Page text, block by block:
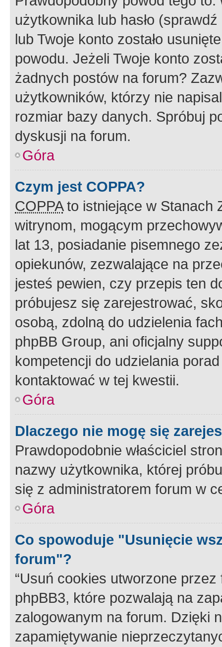
użytkownika lub hasło
lub Twoje konto zostało
powodu. Jeżeli Twoje konto
żadnych postów na forum?
użytkowników, którzy nie
rozmiar bazy danych. Spróbuj
dyskusji na forum.
Góra
Czym jest COPPA?
COPPAto istniejące w Stanach
witrynom, mogącym
lat 13, posiadanie pisemnego
opiekunów, zezwalające na
jesteś pewien, czy przepis ten
próbujesz się zarejestrować,
osobą, zdolną do udzielenia
phpBB Group, ani oficjalny
kompetencji do udzielania
kontaktować w tej kwestii.
Góra
Dlaczego nie mogę się
Prawdopodobnie właściciel
nazwy użytkownika, której
się z administratorem forum w
Góra
Co spowoduje "Usunięcie
forum"?
“Usuń cookies utworzone
phpBB3, które pozwalają na
zalogowanym na forum. Dzięki
zapamiętywanie